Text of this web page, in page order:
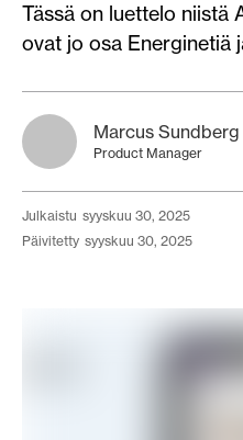
Tässä on luettelo niistä
ovat jo osa Energinetiä
Marcus Sundberg
Product Manager
julkaistu syyskuu 30, 2025
päivitetty syyskuu 30, 2025